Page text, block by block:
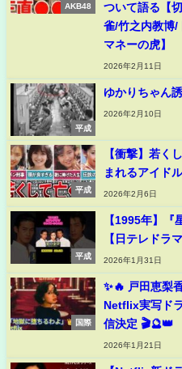
AKB48
ついて語る【
雀/竹之内教博/
マネーの虎】
2026年2月11日
平成
ゆかりちゃん
2026年2月10日
平成
【衝撃】若く
まれるアイド
2026年2月6日
平成
【1995年】『
【日テレドラマ
2026年1月31日
国際
✨🔥 戸田恵梨
Netflix実写ド
信決定 🎬🔮👑
2026年1月21日